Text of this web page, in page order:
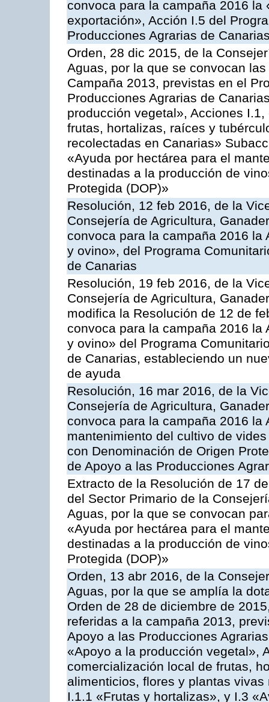
convoca para la campaña 2016
exportación», Acción I.5 del
Producciones Agrarias de
Orden, 28 dic 2015, de la
Aguas, por la que se convocan
Campaña 2013, previstas en el
Producciones Agrarias de
producción vegetal», Acciones
frutas, hortalizas, raíces y
recolectadas en Canarias»
«Ayuda por hectárea para el
destinadas a la producción de
Protegida (DOP)»
Resolución, 12 feb 2016, de la
Consejería de Agricultura,
convoca para la campaña 2016
y ovino», del Programa
de Canarias
Resolución, 19 feb 2016, de la
Consejería de Agricultura,
modifica la Resolución de 12 de
convoca para la campaña 2016
y ovino» del Programa
de Canarias, estableciendo un
de ayuda
Resolución, 16 mar 2016, de la
Consejería de Agricultura,
convoca para la campaña 2016
mantenimiento del cultivo de
con Denominación de Origen
de Apoyo a las Producciones
Extracto de la Resolución de 17
del Sector Primario de la
Aguas, por la que se convocan
«Ayuda por hectárea para el
destinadas a la producción de
Protegida (DOP)»
Orden, 13 abr 2016, de la
Aguas, por la que se amplía la
Orden de 28 de diciembre de
referidas a la campaña 2013,
Apoyo a las Producciones
«Apoyo a la producción vegetal»,
comercialización local de frutas,
alimenticios, flores y plantas
I.1.1 «Frutas y hortalizas», y I.3